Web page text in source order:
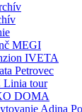
MEGI
IVETA
Petrovec
Linia tour
DOMA
Adina